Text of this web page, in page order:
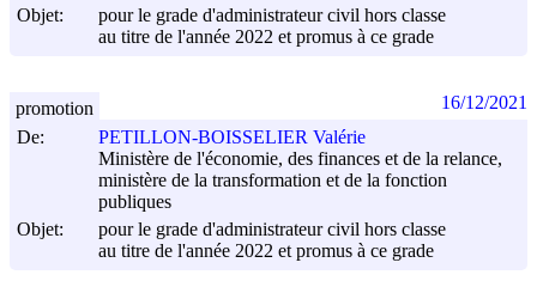
Objet:
pour le grade d'administrateur civil hors classe
au titre de l'année 2022 et promus à ce grade
De:
PETILLON-BOISSELIER Valérie
Ministère de l'économie, des finances et de la relance,
ministère de la transformation et de la fonction
publiques
Objet:
pour le grade d'administrateur civil hors classe
au titre de l'année 2022 et promus à ce grade
promotion 16/12/2021